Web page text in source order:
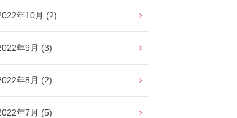
年10月 (2)
年9月 (3)
年8月 (2)
年7月 (5)